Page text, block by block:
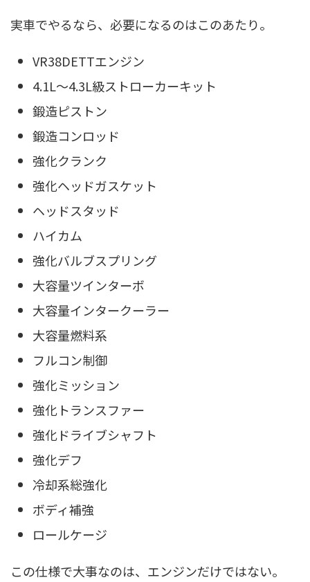
実車でやるなら、必要になるのはこのあたり。
VR38DETTエンジン
4.1L〜4.3L級ストローカーキット
鍛造ピストン
鍛造コンロッド
強化クランク
強化ヘッドガスケット
ヘッドスタッド
ハイカム
強化バルブスプリング
大容量ツインターボ
大容量インタークーラー
大容量燃料系
フルコン制御
強化ミッション
強化トランスファー
強化ドライブシャフト
強化デフ
冷却系総強化
ボディ補強
ロールケージ
この仕様で大事なのは、エンジンだけではない。